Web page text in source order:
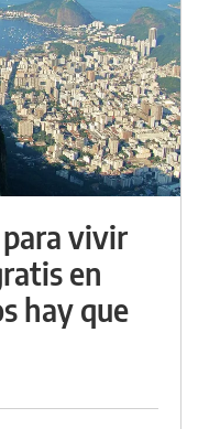
vivir
en
hay que